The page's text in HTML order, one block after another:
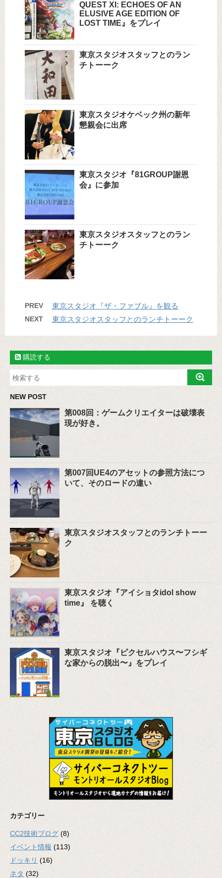
QUEST XI: ECHOES OF AN
ELUSIVE AGE EDITION OF
LOST TIME』をプレイ
東京スタジオスタッフとのラン
チトーーク
東京スタジオケベック州の新年
懇親会に出席
東京スタジオ『81GROUP謝恩
会』に参加
東京スタジオスタッフとのラン
チトーーク
PREV 東京スタジオ『ザ・ファブル』を観る
NEXT 東京スタジオスタッフとのランチトーーク
購読する
NEW POST
第008回：ゲームクリエイターは破壊表
現が好き。
第007回UE4のアセットの参照方法につ
いて、そのロードの違い
東京スタジオスタッフとのランチトーー
ク
東京スタジオ『アイショタidol show
time』 を聴く
東京スタジオ『ピクセルハウス〜フシギ
な家からの脱出〜』をプレイ
カテゴリー
CC2技術ブログ (8)
イベント情報 (113)
ドッキリ (16)
ネタ (32)